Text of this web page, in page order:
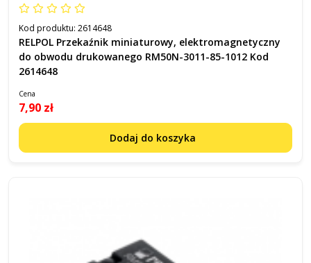
Kod produktu: 2614648
RELPOL Przekaźnik miniaturowy, elektromagnetyczny
do obwodu drukowanego RM50N-3011-85-1012 Kod
2614648
Cena
7,90 zł
Dodaj do koszyka